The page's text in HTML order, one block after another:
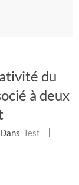
du
à deux
Dans Test